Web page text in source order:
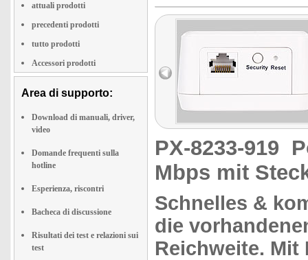
attuali prodotti
precedenti prodotti
tutto prodotti
Accessori prodotti
Area di supporto:
Download di manuali, driver,
video
Domande frequenti sulla
hotline
Esperienza, riscontri
Bacheca di discussione
Risultati dei test e relazioni sui
test
PX-8233-919
Mbps mit
Schnelles &
die
Reichweite. Mit